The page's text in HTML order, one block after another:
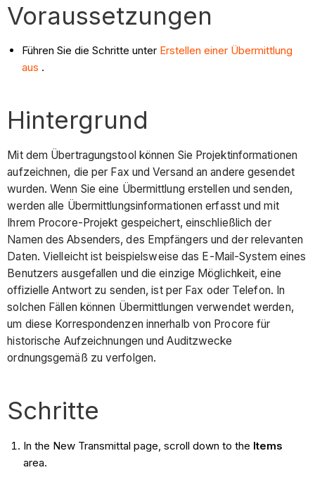
Voraussetzungen
Führen Sie die Schritte unter Erstellen einer Übermittlung
aus .
Hintergrund
Mit dem Übertragungstool können Sie Projektinformationen
aufzeichnen, die per Fax und Versand an andere gesendet
wurden. Wenn Sie eine Übermittlung erstellen und senden,
werden alle Übermittlungsinformationen erfasst und mit
Ihrem Procore-Projekt gespeichert, einschließlich der
Namen des Absenders, des Empfängers und der relevanten
Daten. Vielleicht ist beispielsweise das E-Mail-System eines
Benutzers ausgefallen und die einzige Möglichkeit, eine
offizielle Antwort zu senden, ist per Fax oder Telefon. In
solchen Fällen können Übermittlungen verwendet werden,
um diese Korrespondenzen innerhalb von Procore für
historische Aufzeichnungen und Auditzwecke
ordnungsgemäß zu verfolgen.
Schritte
In the New Transmittal page, scroll down to the Items
area.